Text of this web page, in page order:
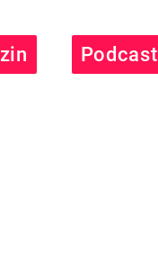
Podcast